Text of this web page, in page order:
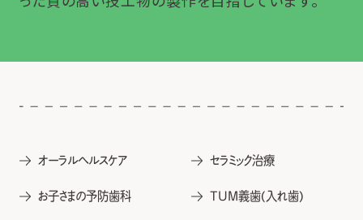
オーラルヘルスケア
お子さまの予防歯科
セラミック治療
TUM義歯(入れ歯)